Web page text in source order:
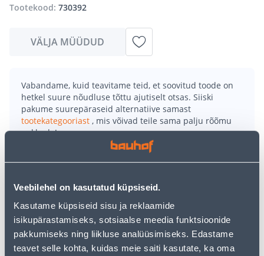
Veebilehel on kasutatud küpsiseid.
Kasutame küpsiseid sisu ja reklaamide
isikupärastamiseks, sotsiaalse meedia funktsioonide
pakkumiseks ning liikluse analüüsimiseks. Edastame
teavet selle kohta, kuidas meie saiti kasutate, ka oma
Tootekood: 730392
VÄLJA MÜÜDUD
Vabandame, kuid teavitame teid, et soovitud toode on
hetkel suure nõudluse tõttu ajutiselt otsas. Siiski
pakume suurepäraseid alternatiive samast
tootekategooriast , mis võivad teile sama palju rõõmu
pakkuda!
Teie ostlemisrõõm ei pea aga siin lõppema - oma
uurimistööd saate jätkata, naastes
• Magnetpadrun mõõtmetega 13 x 65 mm.
• 14-päevane tagastusõigus